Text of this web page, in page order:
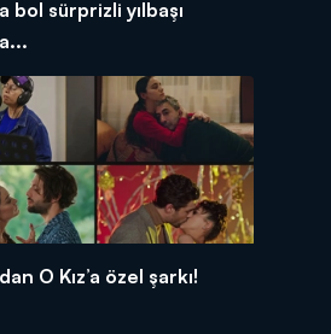
bol sürprizli yılbaşı
O Kız’a özel şarkı!